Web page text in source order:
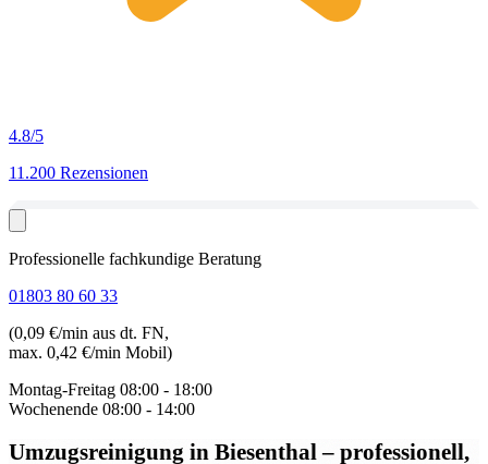
4.8/5
11.200 Rezensionen
Professionelle fachkundige Beratung
01803 80 60 33
(0,09 €/min aus dt. FN,
max. 0,42 €/min Mobil)
Montag-Freitag 08:00 - 18:00
Wochenende 08:00 - 14:00
Umzugsreinigung in Biesenthal– professionell,